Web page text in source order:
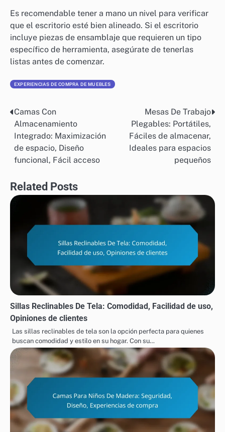
Es recomendable tener a mano un nivel para verificar
que el escritorio esté bien alineado. Si el escritorio
incluye piezas de ensamblaje que requieren un tipo
específico de herramienta, asegúrate de tenerlas
listas antes de comenzar.
EXPERIENCIAS DE COMPRA DE MUEBLES
Post
navigation
Camas Con
Almacenamiento
Integrado: Maximización
de espacio, Diseño
funcional, Fácil acceso
Mesas De Trabajo
Plegables: Portátiles,
Fáciles de almacenar,
Ideales para espacios
pequeños
Related Posts
Sillas Reclinables De Tela: Comodidad, Facilidad de uso,
Opiniones de clientes
Las sillas reclinables de tela son la opción perfecta para quienes
buscan comodidad y estilo en su hogar. Con su…